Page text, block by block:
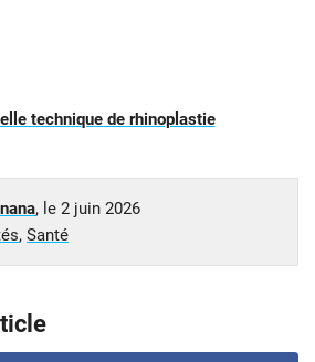
technique de rhinoplastie
, le 2 juin 2026
, Santé